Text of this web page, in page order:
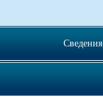
«Мой друг